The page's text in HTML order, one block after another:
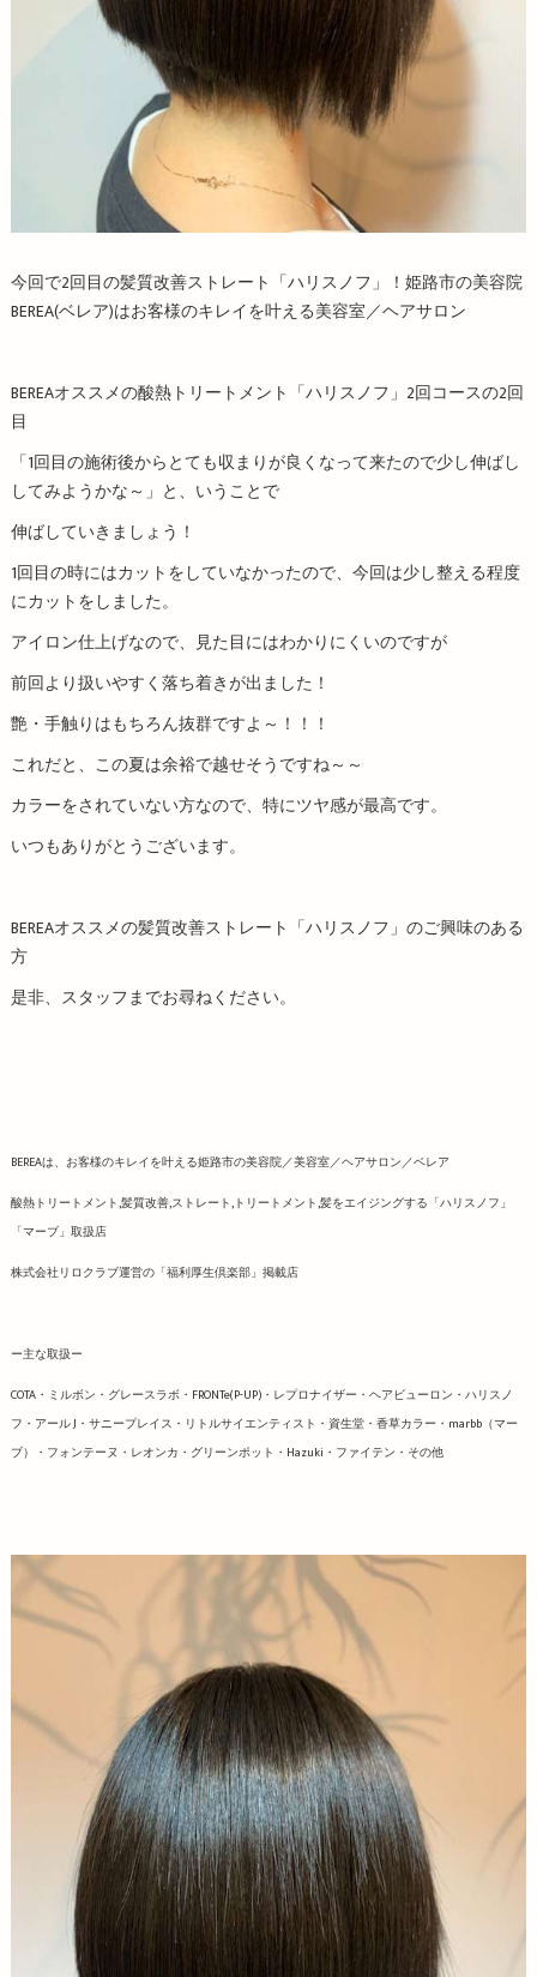
今回で2回目の髪質改善ストレート「ハリスノフ」！姫路市の美容院
BEREA(ベレア)はお客様のキレイを叶える美容室／ヘアサロン
BEREAオススメの酸熱トリートメント「ハリスノフ」2回コースの2回
目
「1回目の施術後からとても収まりが良くなって来たので少し伸ばし
してみようかな～」と、いうことで
伸ばしていきましょう！
1回目の時にはカットをしていなかったので、今回は少し整える程度
にカットをしました。
アイロン仕上げなので、見た目にはわかりにくいのですが
前回より扱いやすく落ち着きが出ました！
艶・手触りはもちろん抜群ですよ～！！！
これだと、この夏は余裕で越せそうですね～～
カラーをされていない方なので、特にツヤ感が最高です。
いつもありがとうございます。
BEREAオススメの髪質改善ストレート「ハリスノフ」のご興味のある
方
是非、スタッフまでお尋ねください。
BEREAは、お客様のキレイを叶える姫路市の美容院／美容室／ヘアサロン／ベレア
酸熱トリートメント,髪質改善,ストレート,トリートメント,髪をエイジングする「ハリスノフ」
「マーブ」取扱店
株式会社リロクラブ運営の「福利厚生倶楽部」掲載店
ー主な取扱ー
COTA・ミルボン・グレースラボ・FRONTe(P-UP)・レプロナイザー・ヘアビューロン・ハリスノ
フ・アール J・サニープレイス・リトルサイエンティスト・資生堂・香草カラー・marbb（マー
ブ）・フォンテーヌ・レオンカ・グリーンポット・Hazuki・ファイテン・その他